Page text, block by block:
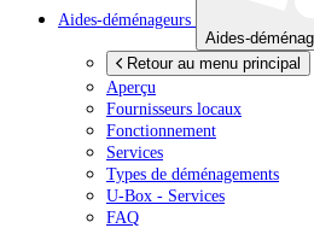
Aides-déménageurs
Aides-
Retour au menu principal
Aperçu
Fournisseurs locaux
Fonctionnement
Services
Types de déménagements
U-Box - Services
FAQ